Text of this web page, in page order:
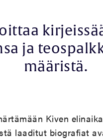
ja
määristä.
Kiven
laaditut biografiat